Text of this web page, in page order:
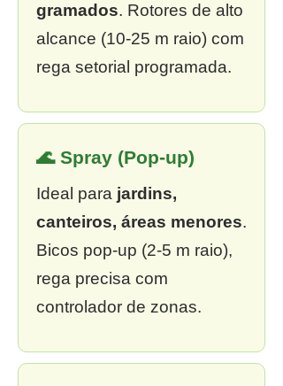
gramados. Rotores de alto
alcance (10-25 m raio) com
rega setorial programada.
🌊 Spray (Pop-up)
Ideal para jardins,
canteiros, áreas menores.
Bicos pop-up (2-5 m raio),
rega precisa com
controlador de zonas.